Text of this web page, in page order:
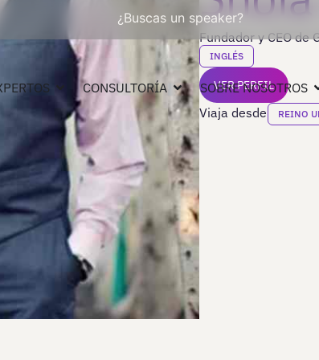
¿Buscas un speaker?
CONSULTORÍA SOBRE NOSOTROS
Fundador y CEO de
INGLÉS
VER PERFIL
Viaja desde REINO